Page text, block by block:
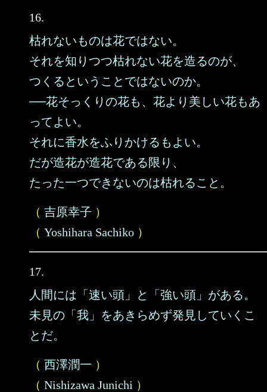
16.
枯れないものは花ではない。
それを知りつつ枯れない花を造るのが、
つくるということではないのか。
──花そっくりの花も、花より美しい花もあ
ってよい。
それに香水をふりかけるもよい。
だが造花が造花である限り、
たった一つできないのは枯れること。
（ 吉原幸子 ）
（ Yoshihara Sachiko ）
17.
人間には「速い頭」と「強い頭」がある。
未見の「我」をあきらめず発見していくこ
とだ。
（ 西澤潤一 ）
（ Nishizawa Junichi ）